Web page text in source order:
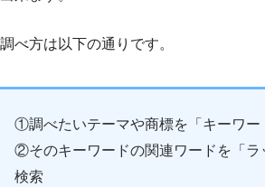
調べ方は以下の通りです。
①調べたいテーマや商標を「キーワー
②そのキーワードの関連ワードを「ラ
検索